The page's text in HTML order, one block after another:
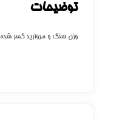
توضیحات
وزن سنگ و مروارید کسر شده